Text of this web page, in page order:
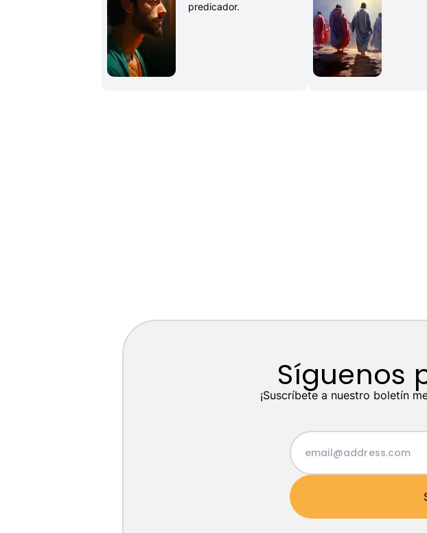
predicador.
Síguenos
¡Suscríbete a nuestro boletín